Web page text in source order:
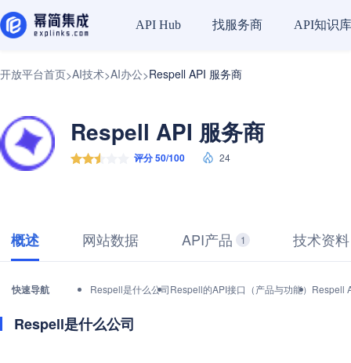
API Hub 找服务商 API知识库
开放平台首页>AI技术>AI办公>Respell API 服务商
Respell API 服务商
评分 50/100 24
概述 网站数据 API产品 1 技术资料
快速导航 Respell是什么公司Respell的API接口（产品与功能） Respell
Respell是什么公司